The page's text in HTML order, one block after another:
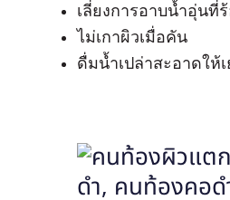
เลี่ยงการอาบน้ำอุ่นที่
ไม่เกาผิวเมื่อคัน
ดื่มน้ำเปล่าสะอาดให้